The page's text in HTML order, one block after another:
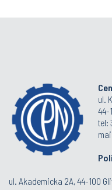
ul.
44-
tel:
ul. Akademicka 2A, 44-100